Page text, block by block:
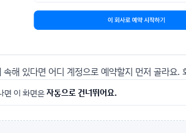
해 있다면 어디 계정으로 예약할지 먼저 골라요.
면 이 화면은자동으로 건너뛰어요.